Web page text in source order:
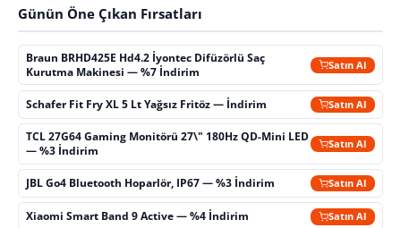
Günün Öne Çıkan Fırsatları
Braun BRHD425E Hd4.2 İyontec Difüzörlü Saç
Kurutma Makinesi — %7 İndirim
Satın Al
Schafer Fit Fry XL 5 Lt Yağsız Fritöz — İndirim Satın Al
TCL 27G64 Gaming Monitörü 27\" 180Hz QD-Mini LED
— %3 İndirim
Satın Al
JBL Go4 Bluetooth Hoparlör, IP67 — %3 İndirim Satın Al
Xiaomi Smart Band 9 Active — %4 İndirim Satın Al